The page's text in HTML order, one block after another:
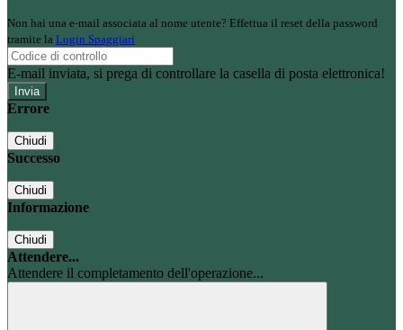
Non hai una e-mail associata al nome utente? Effettua il reset della password
tramite la Login Spaggiari
E-mail inviata, si prega di controllare la casella di posta elettronica!
Errore
Chiudi
Successo
Chiudi
Informazione
Chiudi
Attendere...
Attendere il completamento dell'operazione...